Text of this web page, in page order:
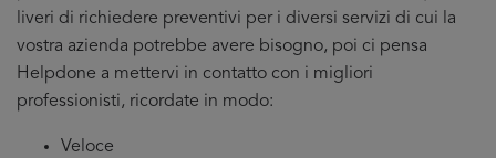
liveri di richiedere preventivi per i diversi servizi di cui la
vostra azienda potrebbe avere bisogno, poi ci pensa
Helpdone a mettervi in contatto con i migliori
professionisti, ricordate in modo:
Veloce